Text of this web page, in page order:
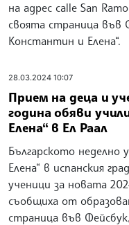
на адрес calle San
своята страница във
Константин и Елена“.
28.03.2024 10:07
Прием на деца и
година обяви
Елена“ в Ел Раал
Българското неделно
Елена“ в испанския
ученици за новата
съобщиха от
страница във